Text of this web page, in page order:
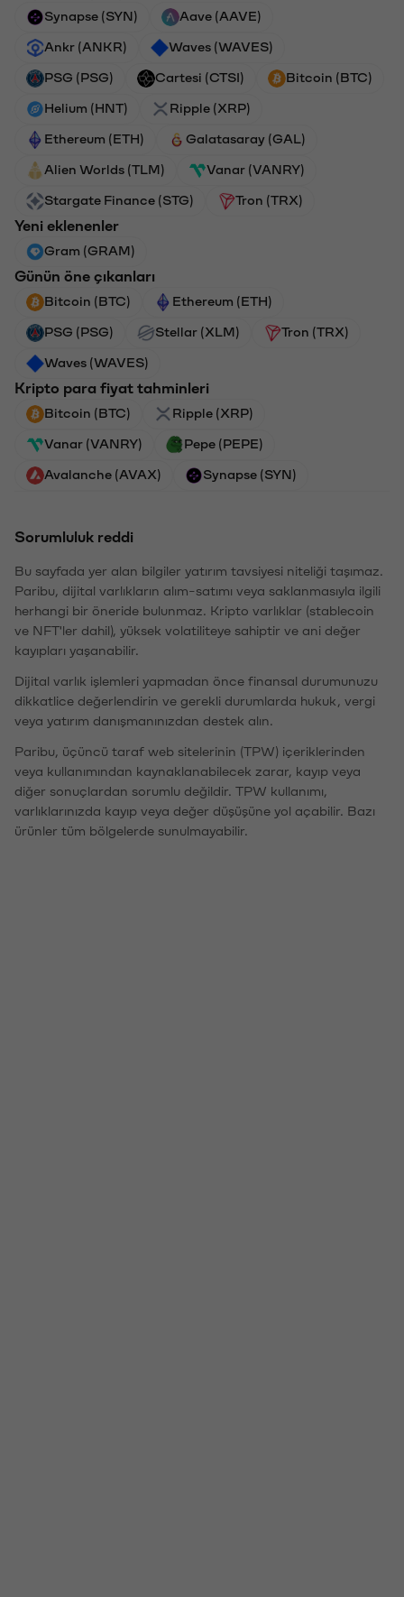
Synapse (SYN) Aave (AAVE)
Ankr (ANKR) Waves (WAVES)
PSG (PSG) Cartesi (CTSI) Bitcoin (BTC)
Helium (HNT) Ripple (XRP)
Ethereum (ETH) Galatasaray (GAL)
Alien Worlds (TLM) Vanar (VANRY)
Stargate Finance (STG) Tron (TRX)
Yeni eklenenler
Gram (GRAM)
Günün öne çıkanları
Bitcoin (BTC) Ethereum (ETH)
PSG (PSG) Stellar (XLM) Tron (TRX)
Waves (WAVES)
Kripto para fiyat tahminleri
Bitcoin (BTC) Ripple (XRP)
Vanar (VANRY) Pepe (PEPE)
Avalanche (AVAX) Synapse (SYN)
Sorumluluk reddi
Bu sayfada yer alan bilgiler yatırım tavsiyesi niteliği taşımaz.
Paribu, dijital varlıkların alım-satımı veya saklanmasıyla ilgili
herhangi bir öneride bulunmaz. Kripto varlıklar (stablecoin
ve NFT'ler dahil), yüksek volatiliteye sahiptir ve ani değer
kayıpları yaşanabilir.
Dijital varlık işlemleri yapmadan önce finansal durumunuzu
dikkatlice değerlendirin ve gerekli durumlarda hukuk, vergi
veya yatırım danışmanınızdan destek alın.
Paribu, üçüncü taraf web sitelerinin (TPW) içeriklerinden
veya kullanımından kaynaklanabilecek zarar, kayıp veya
diğer sonuçlardan sorumlu değildir. TPW kullanımı,
varlıklarınızda kayıp veya değer düşüşüne yol açabilir. Bazı
ürünler tüm bölgelerde sunulmayabilir.